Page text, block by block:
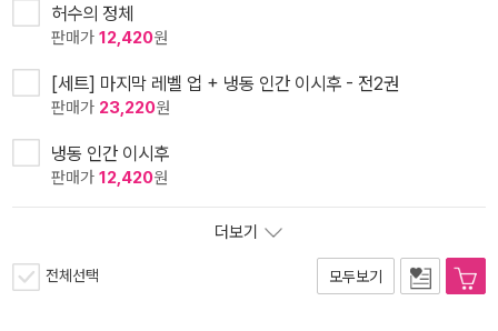
허수의 정체
판매가 12,420원
[세트] 마지막 레벨 업 + 냉동 인간 이시후 - 전2권
판매가 23,220원
냉동 인간 이시후
판매가 12,420원
더보기
전체선택 모두보기